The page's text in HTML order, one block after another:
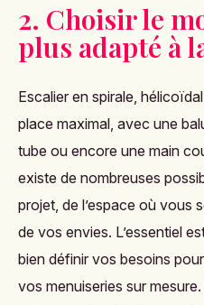
2. Choisir le
plus adapté à
Escalier en spirale,
place maximal, avec une
tube ou encore une main
existe de nombreuses
projet, de l’espace où vous
de vos envies. L’essentiel
bien définir vos besoins
vos menuiseries sur